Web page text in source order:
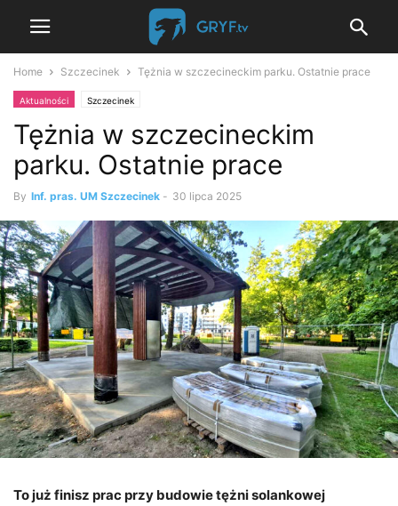
Home Szczecinek Tężnia w szczecineckim parku. Ostatnie prace
Aktualności Szczecinek
Tężnia w szczecineckim
parku. Ostatnie prace
By Inf. pras. UM Szczecinek - 30 lipca 2025
To już finisz prac przy budowie tężni solankowej